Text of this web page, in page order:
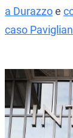
a Durazzoe
caso